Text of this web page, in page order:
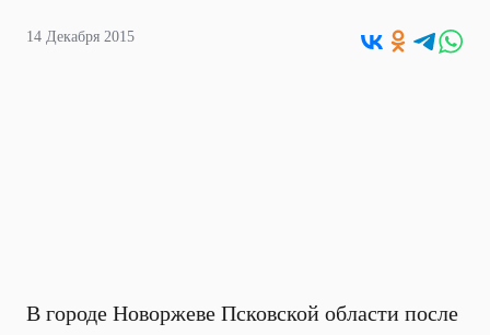
14 Декабря 2015
В городе Новоржеве Псковской области после